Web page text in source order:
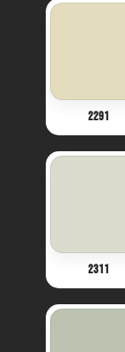
2291
2311